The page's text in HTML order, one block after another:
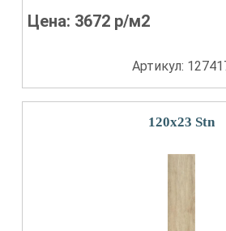
Цена: 3672 р/м2
Артикул:
120x23 Stn